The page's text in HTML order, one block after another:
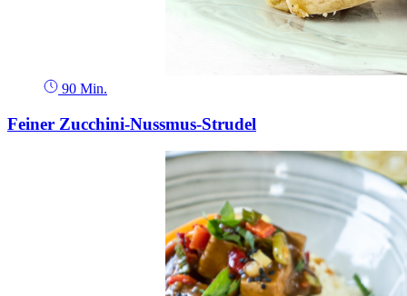
90 Min.
Feiner Zucchini-Nussmus-Strudel